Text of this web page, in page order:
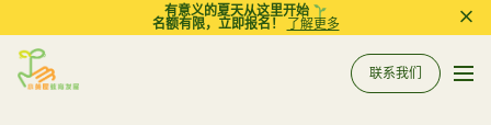
有意义的夏天从这里开始
名额有限，立即报名！
了解更多
Sprout in Motion
联系我们